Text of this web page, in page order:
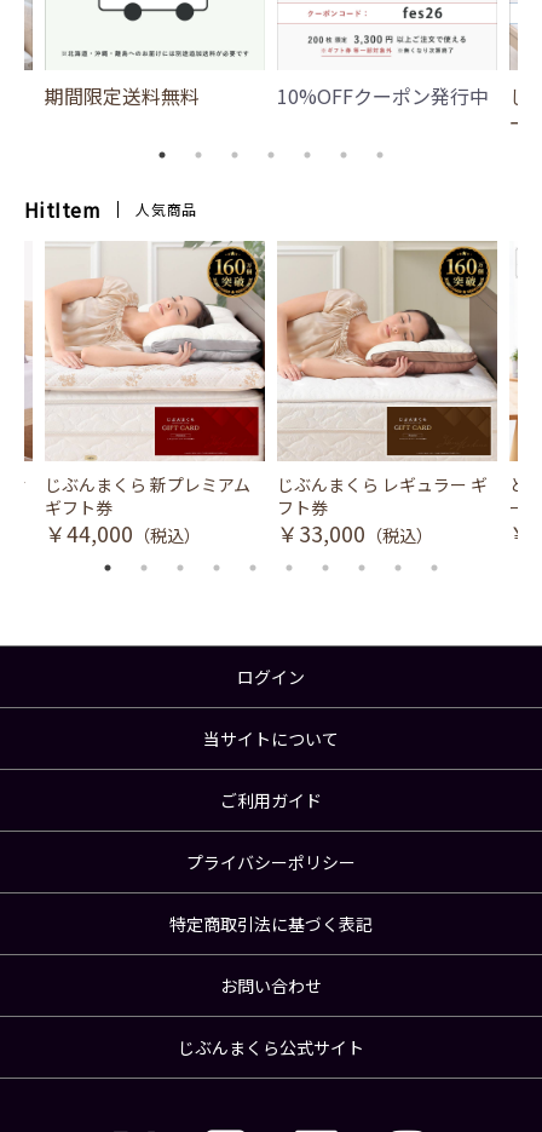
期間限定送料無料 10%OFFクーポン発行中
じ
ー
HitItem 人気商品
冷
じぶんまくら 新プレミアム
ギフト券
￥44,000 （税込）
じぶんまくら レギュラー ギ
フト券
￥33,000 （税込）
と
ース
￥
ログイン
当サイトについて
ご利用ガイド
プライバシーポリシー
特定商取引法に基づく表記
お問い合わせ
じぶんまくら公式サイト